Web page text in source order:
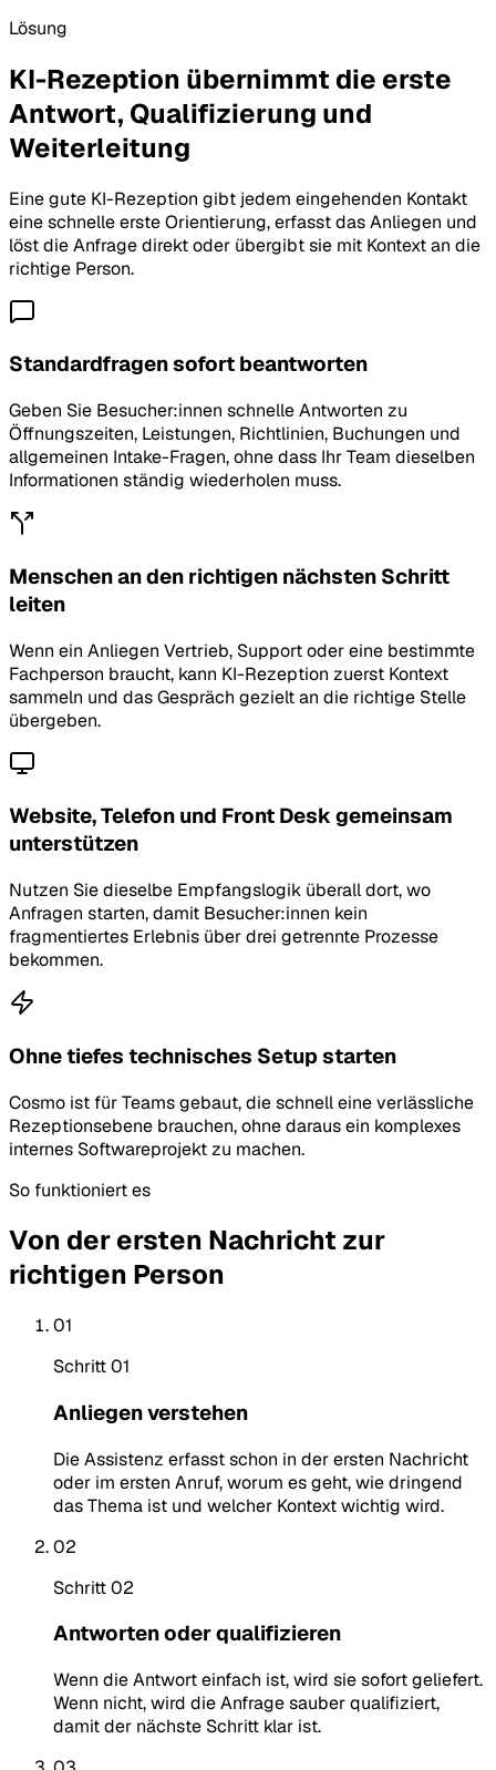
Lösung
KI-Rezeption übernimmt die erste
Antwort, Qualifizierung und
Weiterleitung
Eine gute KI-Rezeption gibt jedem eingehenden Kontakt
eine schnelle erste Orientierung, erfasst das Anliegen und
löst die Anfrage direkt oder übergibt sie mit Kontext an die
richtige Person.
Standardfragen sofort beantworten
Geben Sie Besucher:innen schnelle Antworten zu
Öffnungszeiten, Leistungen, Richtlinien, Buchungen und
allgemeinen Intake-Fragen, ohne dass Ihr Team dieselben
Informationen ständig wiederholen muss.
Menschen an den richtigen nächsten Schritt
leiten
Wenn ein Anliegen Vertrieb, Support oder eine bestimmte
Fachperson braucht, kann KI-Rezeption zuerst Kontext
sammeln und das Gespräch gezielt an die richtige Stelle
übergeben.
Website, Telefon und Front Desk gemeinsam
unterstützen
Nutzen Sie dieselbe Empfangslogik überall dort, wo
Anfragen starten, damit Besucher:innen kein
fragmentiertes Erlebnis über drei getrennte Prozesse
bekommen.
Ohne tiefes technisches Setup starten
Cosmo ist für Teams gebaut, die schnell eine verlässliche
Rezeptionsebene brauchen, ohne daraus ein komplexes
internes Softwareprojekt zu machen.
So funktioniert es
Von der ersten Nachricht zur
richtigen Person
01
Schritt 01
Anliegen verstehen
Die Assistenz erfasst schon in der ersten Nachricht
oder im ersten Anruf, worum es geht, wie dringend
das Thema ist und welcher Kontext wichtig wird.
02
Schritt 02
Antworten oder qualifizieren
Wenn die Antwort einfach ist, wird sie sofort geliefert.
Wenn nicht, wird die Anfrage sauber qualifiziert,
damit der nächste Schritt klar ist.